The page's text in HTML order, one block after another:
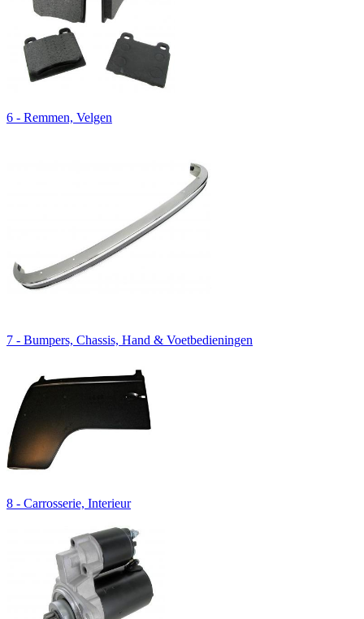
6 - Remmen, Velgen
7 - Bumpers, Chassis, Hand & Voetbedieningen
8 - Carrosserie, Interieur